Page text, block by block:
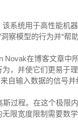
系统用于高性能机
察模型的行为并“帮
Novak在博客文章中
，并使它们更易于
自输入数据的信号
过程。在这个极限
限宽度限制需要数